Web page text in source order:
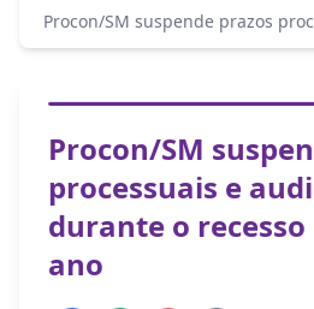
Procon/SM suspende prazos
Procon/SM
processuais e
durante o
ano